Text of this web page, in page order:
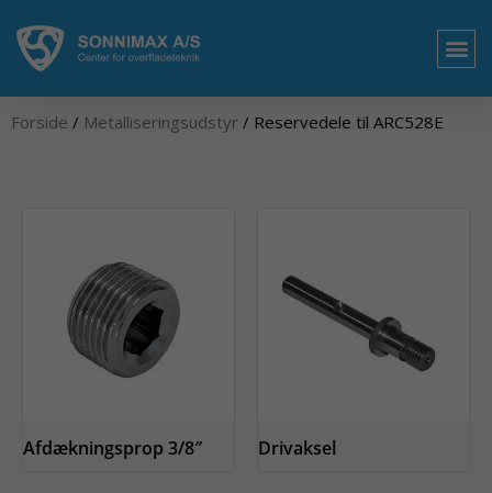
indholdet
Forside / Metalliseringsudstyr / Reservedele til ARC528E
Afdækningsprop 3/8″ Drivaksel